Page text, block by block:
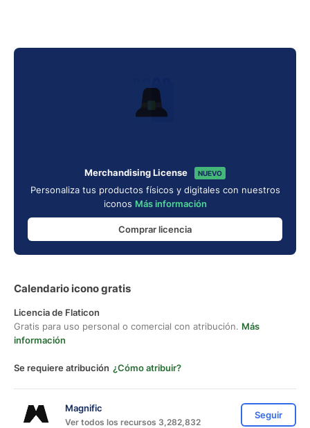
Merchandising License NUEVO
Personaliza tus productos físicos y digitales con nuestros
iconos Más información
Comprar licencia
Calendario icono gratis
Licencia de Flaticon
Gratis para uso personal o comercial con atribución. Más
información
Se requiere atribución ¿Cómo atribuir?
Magnific
Ver todos los recursos 3,282,832
Seguir